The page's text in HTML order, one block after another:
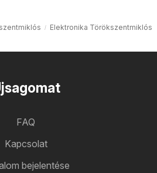
Elektronika Törökszentmiklós
FAQ
Kapcsolat
bejelentése